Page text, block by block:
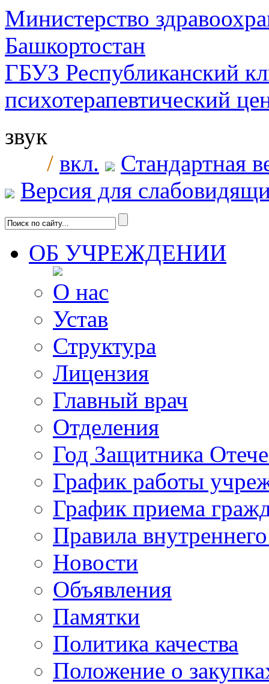
Министерство
Башкортостан
ГБУЗ Республиканский
психотерапевтический
звук
/ вкл.
Стандартная
Версия для
ОБ УЧРЕЖДЕНИИ
О нас
Устав
Структура
Лицензия
Главный врач
Отделения
Год Защитника
График работы
График приема
Правила
Новости
Объявления
Памятки
Политика качества
Положение о